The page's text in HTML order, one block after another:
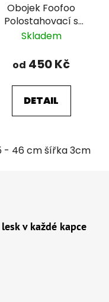
cm šířka 3cm
Obojek Foofoo
Polostahovací s
řetízkem - Blue II.
Skladem
od 450 Kč
DETAIL
- 46 cm šířka 3cm
v každé kapce